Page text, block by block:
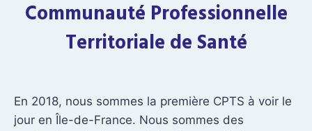
Communauté Professionnelle
Territoriale de Santé
En 2018, nous sommes la première CPTS à voir le
jour en Île-de-France. Nous sommes des